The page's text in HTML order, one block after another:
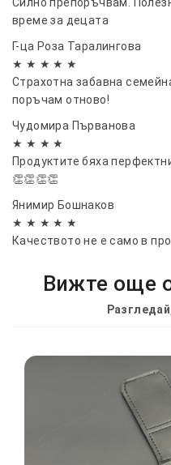
време за децата
Г-ца Роза Таралингова
★ ★ ★ ★ ★
Страхотна забавна
поръчам отново!
Чудомира Първанова
★ ★ ★ ★
Продуктите бяха
👏👏👏👏
Янимир Бошнаков
★ ★ ★ ★ ★
Качеството не е само в
Вижте още